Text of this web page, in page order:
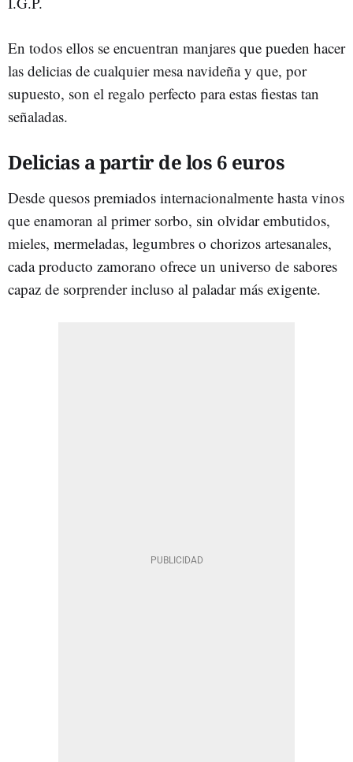
En todos ellos se encuentran manjares que pueden hacer
las delicias de cualquier mesa navideña y que, por
supuesto, son el regalo perfecto para estas fiestas tan
señaladas.
Delicias a partir de los 6 euros
Desde quesos premiados internacionalmente hasta vinos
que enamoran al primer sorbo, sin olvidar embutidos,
mieles, mermeladas, legumbres o chorizos artesanales,
cada producto zamorano ofrece un universo de sabores
capaz de sorprender incluso al paladar más exigente.